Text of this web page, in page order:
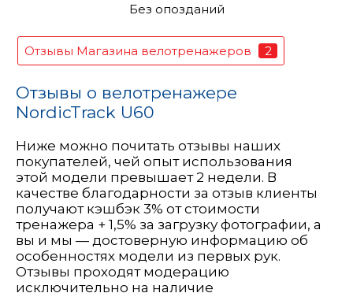
Без опозданий
Отзывы Магазина велотренажеров 2
Отзывы о велотренажере
NordicTrack U60
Ниже можно почитать отзывы наших
покупателей, чей опыт использования
этой модели превышает 2 недели. В
качестве благодарности за отзыв клиенты
получают кэшбэк 3% от стоимости
тренажера + 1,5% за загрузку фотографии, а
вы и мы — достоверную информацию об
особенностях модели из первых рук.
Отзывы проходят модерацию
исключительно на наличие